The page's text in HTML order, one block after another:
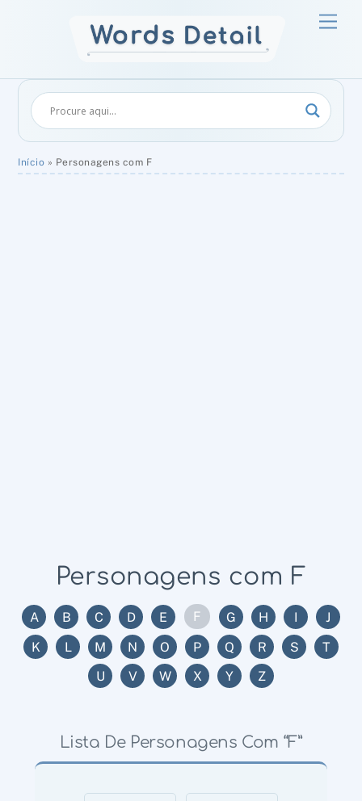
Início » Personagens com F
Personagens com F
A B C D E F G H I
J
K
L M N O P Q R S
T
U
V W X Y Z
Lista De Personagens Com “F”